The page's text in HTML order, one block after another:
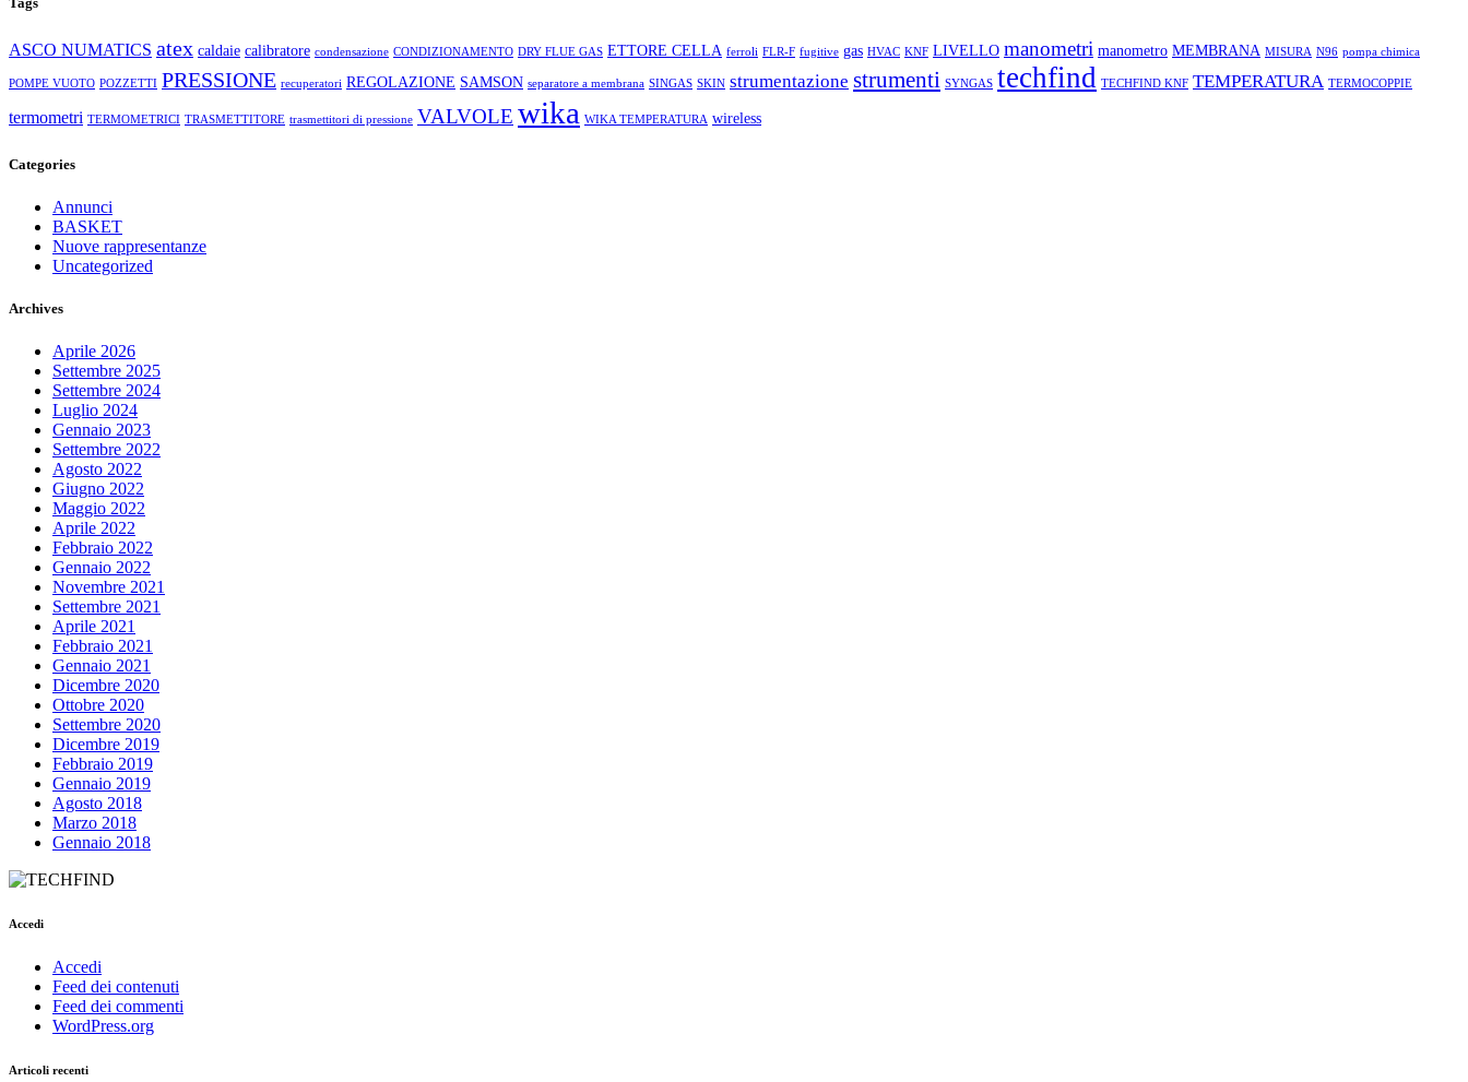
ASCO NUMATICS atex caldaie calibratore condensazione CONDIZIONAMENTO DRY FLUE GAS ETTORE CELLA ferroli FLR-F fugitive gas HVAC KNF LIVELLO manometri manometro MEMBRANA MISURA N96 pompa chimica
POMPE VUOTO POZZETTI PRESSIONE recuperatori REGOLAZIONE SAMSON separatore a membrana SINGAS SKIN strumentazione strumenti SYNGAS techfind TECHFIND KNF TEMPERATURA TERMOCOPPIE
termometri TERMOMETRICI TRASMETTITORE trasmettitori di pressione VALVOLE wika WIKA TEMPERATURA wireless
Categories
Annunci
BASKET
Nuove rappresentanze
Uncategorized
Archives
Aprile 2026
Settembre 2025
Settembre 2024
Luglio 2024
Gennaio 2023
Settembre 2022
Agosto 2022
Giugno 2022
Maggio 2022
Aprile 2022
Febbraio 2022
Gennaio 2022
Novembre 2021
Settembre 2021
Aprile 2021
Febbraio 2021
Gennaio 2021
Dicembre 2020
Ottobre 2020
Settembre 2020
Dicembre 2019
Febbraio 2019
Gennaio 2019
Agosto 2018
Marzo 2018
Gennaio 2018
Accedi
Accedi
Feed dei contenuti
Feed dei commenti
WordPress.org
Articoli recenti